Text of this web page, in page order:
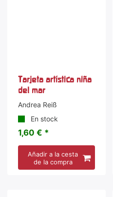
Tarjeta artística niña
del mar
Andrea Reiß
En stock
1,60 € *
Añadir a la cesta
de la compra